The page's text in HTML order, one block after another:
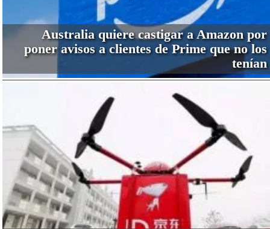
Australia quiere castigar a Amazon por
poner avisos a clientes de Prime que no los
tenían